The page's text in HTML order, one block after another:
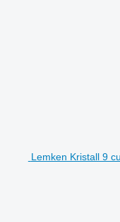
Lemken Kristall 9